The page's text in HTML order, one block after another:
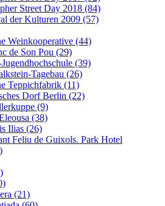
Street Day 2018 (84)
der Kulturen 2009 (57)
Weinkooperative (44)
de Son Pou (29)
(39)
Tagebau (26)
Teppichfabrik (11)
Dorf Berlin (22)
(9)
(38)
Ilias (26)
Feliu de Guixols. Park Hotel
(21)